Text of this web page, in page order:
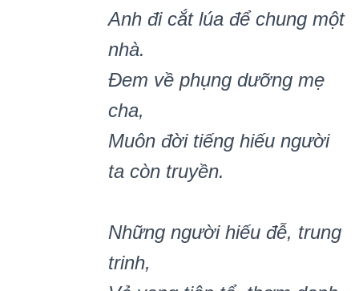
Anh đi cắt lúa để chung một
nhà.
Đem về phụng dưỡng mẹ
cha,
Muôn đời tiếng hiếu người
ta còn truyền.
Những người hiếu đễ, trung
trinh,